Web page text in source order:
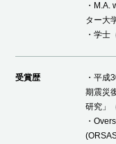
・
ター大
・学士
受賞歴
・平成
期震災
研究」
・